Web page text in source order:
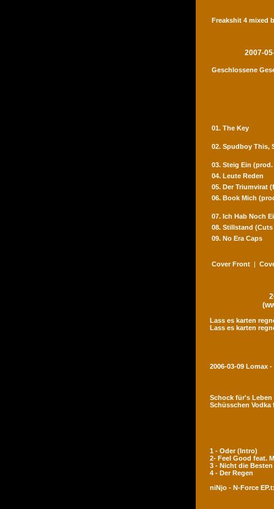
Freakshit 4 mixed
2007-
Geschlossene
01. The Key
02. Spudboy This,
03. Steig Ein
04. Leute Reden
05. Der Triumvirat
06. Book Mich
07. Ich Hab Noch
08. Stillstand
09. No Era Caps
Cover Front |
Lass es karten
Lass es karten
2006-03-09 Lomax
Schock für's
Schüsschen Vodka
1 - Oder (Intro)
2- Feel Good feat.
3 - Nicht die Besten
4 - Der Regen
niNjo - N-Force